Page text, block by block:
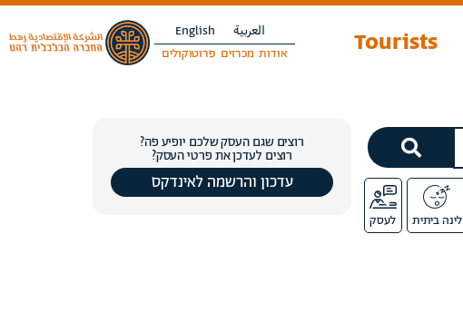
Tourists العربية
English
אודות מכרזים פרוטוקולים
לינה ביתית לעסק
רוצים שגם העסק שלכם יופיע פה?
רוצים לעדכן את פרטי העסק?
עדכון והרשמה לאינדקס